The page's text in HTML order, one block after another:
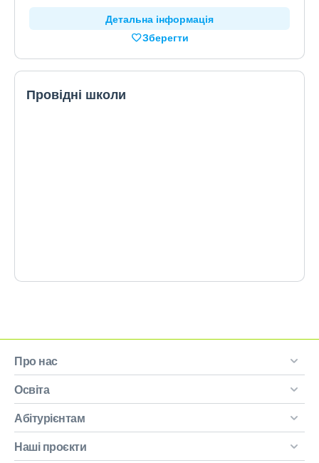
Детальна інформація
Зберегти
Провідні школи
Про нас
Освіта
Абітурієнтам
Наші проєкти